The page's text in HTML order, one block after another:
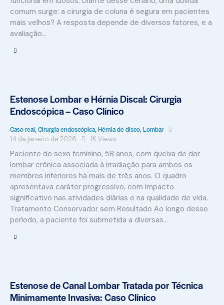
comum surge: a cirurgia de coluna é segura em pacientes
mais velhos? A resposta depende de diversos fatores, e a
avaliação…
Estenose Lombar e Hérnia Discal: Cirurgia
Endoscópica – Caso Clínico
Caso real,Cirurgia endoscópica,Hérnia de disco,Lombar
14 de janeiro de 2026 1K Views
Paciente do sexo feminino, 58 anos, com queixa de dor
lombar crônica associada à irradiação para ambos os
membros inferiores há mais de três anos. O quadro
apresentava caráter progressivo, com impacto
significativo nas atividades diárias e na qualidade de vida.
Tratamento Conservador sem Resultado Ao longo desse
período, a paciente foi submetida a diversas…
Estenose de Canal Lombar Tratada por Técnica
Minimamente Invasiva: Caso Clínico